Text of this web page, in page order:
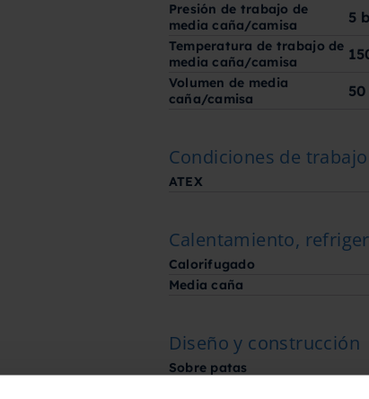
Presión de trabajo de
media caña/camisa
5
Temperatura de trabajo de
media caña/camisa
Volumen de media
caña/camisa
50
Condiciones de trabajo
ATEX
Calentamiento,
Calorifugado
Media caña
Diseño y construcción
Sobre patas